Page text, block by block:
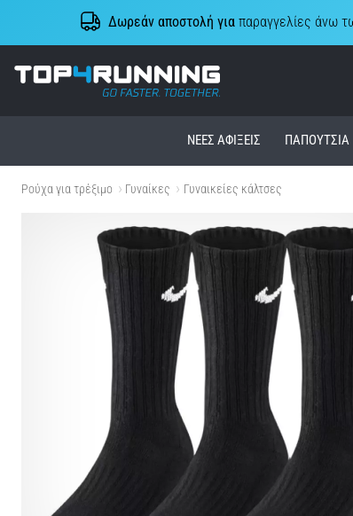
Δωρεάν αποστολή γιαπαραγγελίες άνω
Top4Running.cy
ΝΈΕΣ ΑΦΊΞΕΙΣ ΠΑΠΟΎΤΣΙΑ
Ρούχα για τρέξιμο Γυναίκες Γυναικείες κάλτσες